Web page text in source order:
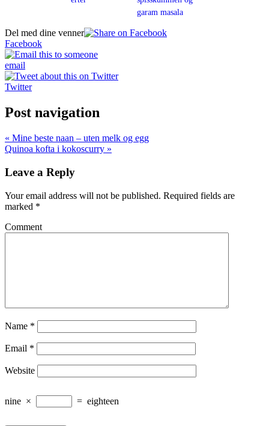
garam masala
Del med dine venner
Facebook
email
Twitter
Post navigation
« Mine beste naan – uten melk og egg
Quinoa kofta i kokoscurry »
Leave a Reply
Your email address will not be published. Required fields are
marked *
Comment
Name *
Email *
Website
nine × = eighteen